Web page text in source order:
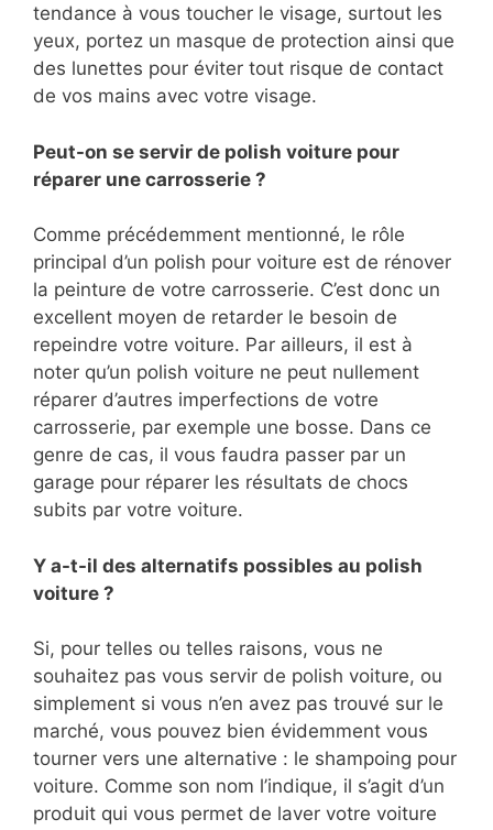
tendance à vous toucher le visage, surtout les
yeux, portez un masque de protection ainsi que
des lunettes pour éviter tout risque de contact
de vos mains avec votre visage.
Peut-on se servir de polish voiture pour
réparer une carrosserie ?
Comme précédemment mentionné, le rôle
principal d’un polish pour voiture est de rénover
la peinture de votre carrosserie. C’est donc un
excellent moyen de retarder le besoin de
repeindre votre voiture. Par ailleurs, il est à
noter qu’un polish voiture ne peut nullement
réparer d’autres imperfections de votre
carrosserie, par exemple une bosse. Dans ce
genre de cas, il vous faudra passer par un
garage pour réparer les résultats de chocs
subits par votre voiture.
Y a-t-il des alternatifs possibles au polish
voiture ?
Si, pour telles ou telles raisons, vous ne
souhaitez pas vous servir de polish voiture, ou
simplement si vous n’en avez pas trouvé sur le
marché, vous pouvez bien évidemment vous
tourner vers une alternative : le shampoing pour
voiture. Comme son nom l’indique, il s’agit d’un
produit qui vous permet de laver votre voiture